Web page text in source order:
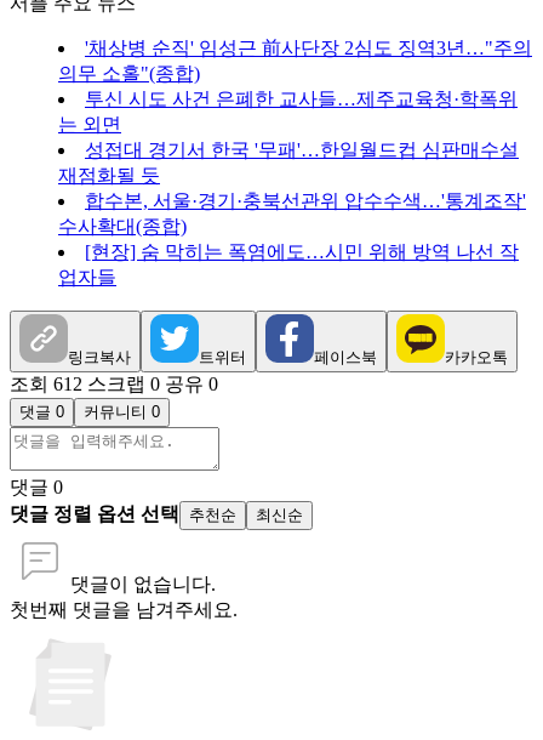
'채상병 순직' 임성근 前사단장 2심도 징역3년…"주의
의무 소홀"(종합)
투신 시도 사건 은폐한 교사들…제주교육청·학폭위
는 외면
성접대 경기서 한국 '무패'…한일월드컵 심판매수설
재점화될 듯
합수본, 서울·경기·충북선관위 압수수색…'통계조작'
수사확대(종합)
[현장] 숨 막히는 폭염에도…시민 위해 방역 나선 작
업자들
링크복사 트위터 페이스북 카카오톡
조회 612 스크랩 0 공유 0
댓글 0 커뮤니티 0
댓글 0
댓글 정렬 옵션 선택
추천순 최신순
댓글이 없습니다.
첫번째 댓글을 남겨주세요.